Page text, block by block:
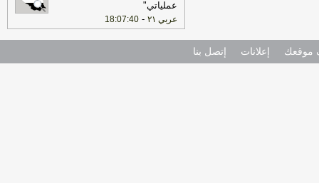
عملياتي"
عربي ٢١ -
18:07:40
موقعك إعلانات إتصل بنا